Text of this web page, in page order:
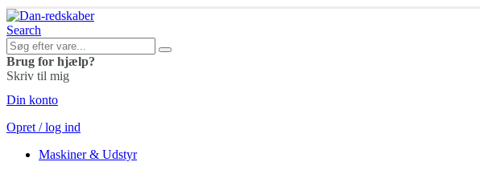
Search
Brug for hjælp?
Skriv til mig
Din konto
Opret / log ind
Maskiner & Udstyr